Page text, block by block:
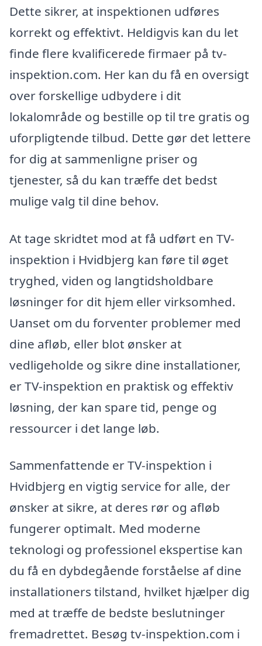
Dette sikrer, at inspektionen udføres
korrekt og effektivt. Heldigvis kan du let
finde flere kvalificerede firmaer på tv-
inspektion.com. Her kan du få en oversigt
over forskellige udbydere i dit
lokalområde og bestille op til tre gratis og
uforpligtende tilbud. Dette gør det lettere
for dig at sammenligne priser og
tjenester, så du kan træffe det bedst
mulige valg til dine behov.
At tage skridtet mod at få udført en TV-
inspektion i Hvidbjerg kan føre til øget
tryghed, viden og langtidsholdbare
løsninger for dit hjem eller virksomhed.
Uanset om du forventer problemer med
dine afløb, eller blot ønsker at
vedligeholde og sikre dine installationer,
er TV-inspektion en praktisk og effektiv
løsning, der kan spare tid, penge og
ressourcer i det lange løb.
Sammenfattende er TV-inspektion i
Hvidbjerg en vigtig service for alle, der
ønsker at sikre, at deres rør og afløb
fungerer optimalt. Med moderne
teknologi og professionel ekspertise kan
du få en dybdegående forståelse af dine
installationers tilstand, hvilket hjælper dig
med at træffe de bedste beslutninger
fremadrettet. Besøg tv-inspektion.com i